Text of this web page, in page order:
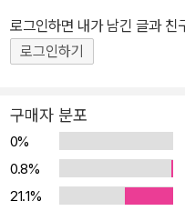
로그인하면 내가 남긴 글과 친
로그인하기
구매자 분포
0%
0.8%
21.1%